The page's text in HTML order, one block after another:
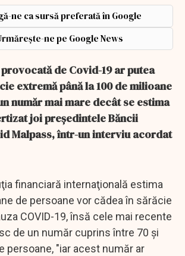
ne ca sursă preferată în Google
ne pe Google News
de Covid-19 ar putea
extremă până la 100 de milioane
număr mai mare decât se estima
joi preşedintele Băncii
Malpass, într-un interviu acordat
financiară internaţională estima
de persoane vor cădea în sărăcie
COVID-19, însă cele mai recente
de un număr cuprins între 70 şi
persoane, "iar acest număr ar